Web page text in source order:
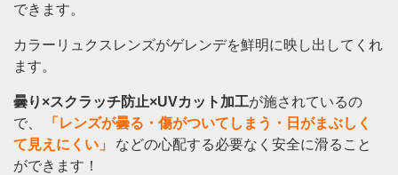
できます。
カラーリュクスレンズがゲレンデを鮮明に映し出してくれ
ます。
曇り×スクラッチ防止×UVカット加工が施されているの
で、
「レンズが曇る・傷がついてしまう・日がまぶしく
て見えにくい」
などの心配する必要なく安全に滑ること
ができます！